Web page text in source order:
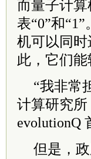
而量子计
表“0”和
机可以同
此，它们能
“我非常
计算研究
evolutionQ
但是，